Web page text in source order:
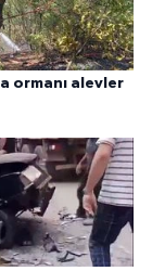
ormanı alevler